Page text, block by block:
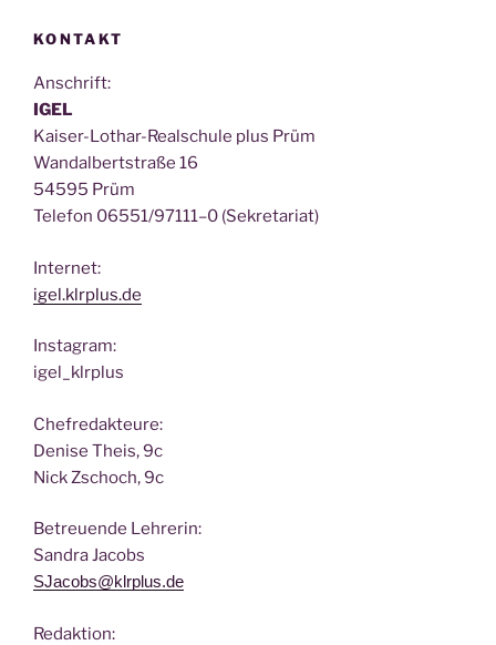
KONTAKT
Anschrift:
IGEL
Kai­ser-Lothar-Real­schu­le plus Prüm
Wan­dal­bert­stra­ße 16
54595 Prüm
Tele­fon 06551/97111–0 (Sekre­ta­ri­at)
Inter­net:
igel.klrplus.de
Insta­gram:
igel_klrplus
Chef­re­dak­teu­re:
Deni­se Theis, 9c
Nick Zscho­ch, 9c
Betreu­en­de Lehrerin:
San­dra Jacobs
SJacobs@klrplus.de
Redak­ti­on: